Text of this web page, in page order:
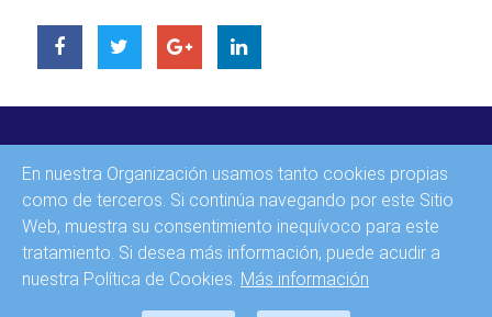
CONTACTO
AVISO LEGAL
En nuestra Organización usamos tanto cookies propias
como de terceros. Si continúa navegando por este Sitio
Web, muestra su consentimiento inequívoco para este
tratamiento. Si desea más información, puede acudir a
nuestra Política de Cookies. Más información